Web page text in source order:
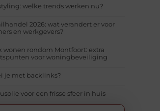
welke trends werken nu?
2026: wat verandert er voor
en werkgevers?
wonen rondom Montfoort: extra
voor woningbeveiliging
je met backlinks?
voor een frisse sfeer in huis